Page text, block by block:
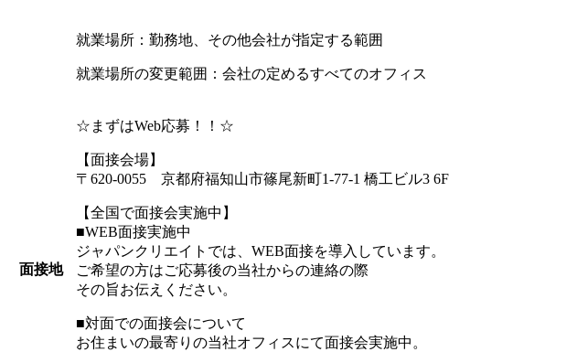
就業場所：勤務地、その他会社が指定する範囲
就業場所の変更範囲：会社の定めるすべてのオフィス
面接地
☆まずはWeb応募！！☆
【面接会場】
〒620-0055 京都府福知山市篠尾新町1-77-1 橋工ビル3 6F
【全国で面接会実施中】
■WEB面接実施中
ジャパンクリエイトでは、WEB面接を導入しています。
ご希望の方はご応募後の当社からの連絡の際
その旨お伝えください。
■対面での面接会について
お住まいの最寄りの当社オフィスにて面接会実施中。